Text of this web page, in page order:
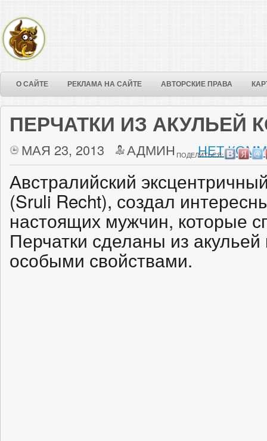
О САЙТЕ РЕКЛАМА НА САЙТЕ АВТОРСКИЕ ПРАВА
ПЕРЧАТКИ ИЗ АКУЛЬЕЙ
МАЯ 23, 2013 АДМИН НЕТ
ПОДЕЛИТЬСЯ:
Австралийский
(Sruli Recht), создал
настоящих мужчин, которые
Перчатки сделаны из
особыми свойствами.